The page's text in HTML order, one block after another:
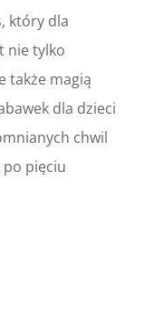
który dla
nie tylko
także magią
dla dzieci
chwil
pięciu